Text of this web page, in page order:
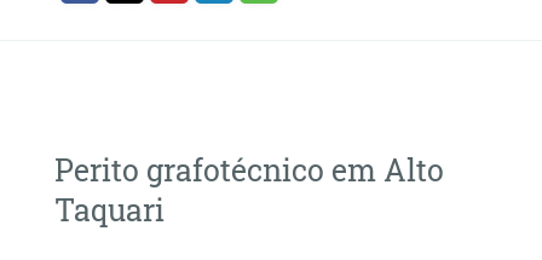
Perito grafotécnico em Alto
Taquari